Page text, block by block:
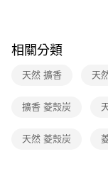
醒簡訊。
2.透過簡訊連結打開帳
帳／街口支付／iPASS
1.本服務係由「台灣大
買賣價金債權讓與本
相關分類
天然 擴香 天
擴香 菱殼炭
天然 菱殼炭